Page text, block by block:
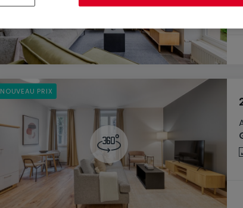
NOUVEAU PRIX